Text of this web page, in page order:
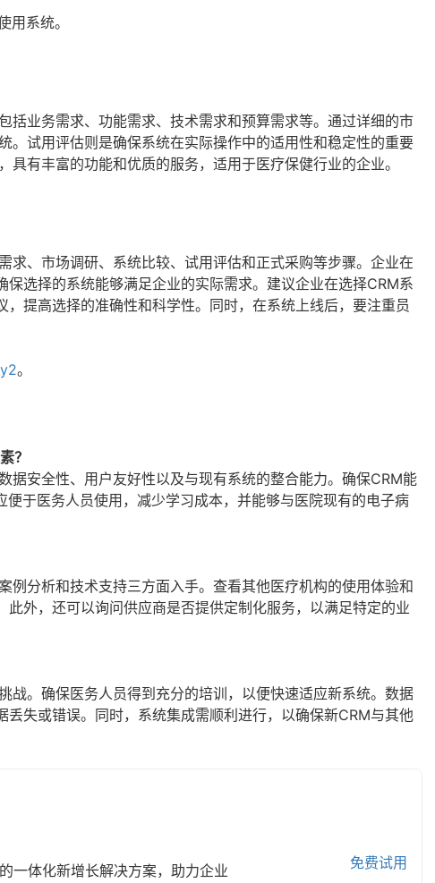
用系统。
括业务需求、功能需求、技术需求和预算需求等。通过详细的市
。试用评估则是确保系统在实际操作中的适用性和稳定性的重要
有丰富的功能和优质的服务，适用于医疗保健行业的企业。
、市场调研、系统比较、试用评估和正式采购等步骤。企业在
选择的系统能够满足企业的实际需求。建议企业在选择CRM系
提高选择的准确性和科学性。同时，在系统上线后，要注重员
。
？
据安全性、用户友好性以及与现有系统的整合能力。确保CRM能
于医务人员使用，减少学习成本，并能够与医院现有的电子病
分析和技术支持三方面入手。查看其他医疗机构的使用体验和
外，还可以询问供应商是否提供定制化服务，以满足特定的业
战。确保医务人员得到充分的培训，以便快速适应新系统。数据
失或错误。同时，系统集成需顺利进行，以确保新CRM与其他
一体化新增长解决方案，助力企业
免费试用